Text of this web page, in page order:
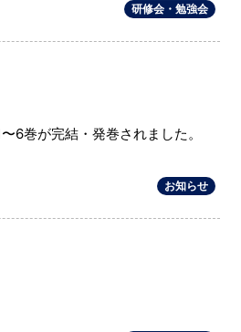
研修会・勉強会
6巻が完結・発巻されました。
お知らせ